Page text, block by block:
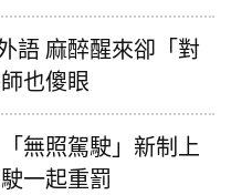
語 麻醉醒來卻「對
也傻眼
無照駕駛」新制上
一起重罰